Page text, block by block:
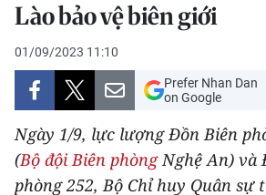
CHÍNH TRỊ
KINH TẾ
VĂN HÓA
XÃ HỘI
PHÁP LUẬT
Lào bảo vệ biên giới
01/09/2023 11:10
Prefer Nhan Dan
on Google
Ngày 1/9, lực lượng Đồn Biên
(Bộ đội Biên phòngNghệ An) và
phòng 252, Bộ Chỉ huy Quân sự